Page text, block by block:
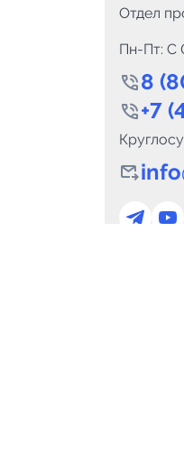
Отдел
Пн-Пт: C
8
+7